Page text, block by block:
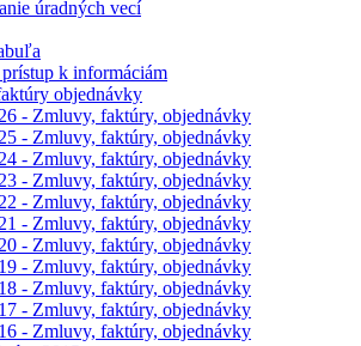
úradných vecí
k informáciám
objednávky
- Zmluvy, faktúry, objednávky
- Zmluvy, faktúry, objednávky
- Zmluvy, faktúry, objednávky
- Zmluvy, faktúry, objednávky
- Zmluvy, faktúry, objednávky
- Zmluvy, faktúry, objednávky
- Zmluvy, faktúry, objednávky
- Zmluvy, faktúry, objednávky
- Zmluvy, faktúry, objednávky
- Zmluvy, faktúry, objednávky
- Zmluvy, faktúry, objednávky